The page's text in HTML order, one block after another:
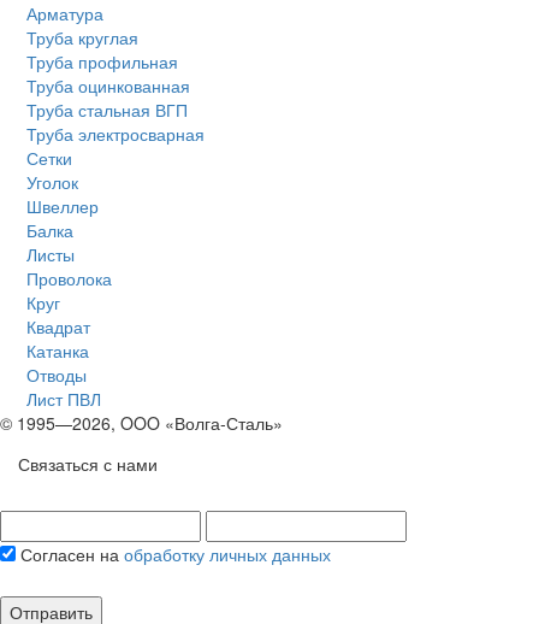
Арматура
Труба круглая
Труба профильная
Труба оцинкованная
Труба стальная ВГП
Труба электросварная
Сетки
Уголок
Швеллер
Балка
Листы
Проволока
Круг
Квадрат
Катанка
Отводы
Лист ПВЛ
© 1995—2026, OOO «Волга-Сталь»
Связаться с нами
Согласен на обработку личных данных
Отправить